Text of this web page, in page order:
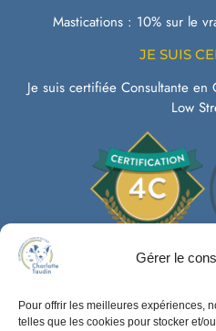
Gérer le
Pour offrir les meilleures expériences,
telles que les cookies pour stocker et/
Mastications : 10% sur le
JE SUIS
Je suis certifiée Consultante
Low
JE SUIS